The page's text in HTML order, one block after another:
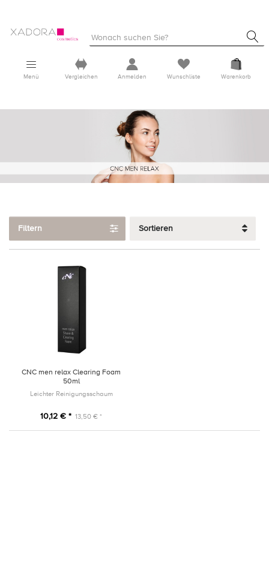
Menü Vergleichen Anmelden Wunschliste Warenkorb
Filtern Sortieren
CNC men relax Clearing Foam
50ml
Leichter Reinigungsschaum
10,12 € * 13,50 € *